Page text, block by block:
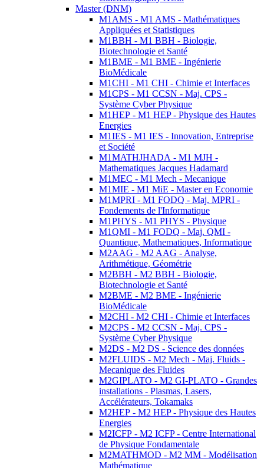
Master (DNM)
M1AMS - M1 AMS - Mathématiques
Appliquées et Statistiques
M1BBH - M1 BBH - Biologie,
Biotechnologie et Santé
M1BME - M1 BME - Ingénierie
BioMédicale
M1CHI - M1 CHI - Chimie et Interfaces
M1CPS - M1 CCSN - Maj. CPS -
Système Cyber Physique
M1HEP - M1 HEP - Physique des Hautes
Energies
M1IES - M1 IES - Innovation, Entreprise
et Société
M1MATHJHADA - M1 MJH -
Mathematiques Jacques Hadamard
M1MEC - M1 Mech - Mecanique
M1MIE - M1 MiE - Master en Economie
M1MPRI - M1 FODQ - Maj. MPRI -
Fondements de l'Informatique
M1PHYS - M1 PHYS - Physique
M1QMI - M1 FODQ - Maj. QMI -
Quantique, Mathematiques, Informatique
M2AAG - M2 AAG - Analyse,
Arithmétique, Géométrie
M2BBH - M2 BBH - Biologie,
Biotechnologie et Santé
M2BME - M2 BME - Ingénierie
BioMédicale
M2CHI - M2 CHI - Chimie et Interfaces
M2CPS - M2 CCSN - Maj. CPS -
Système Cyber Physique
M2DS - M2 DS - Science des données
M2FLUIDS - M2 Mech - Maj. Fluids -
Mecanique des Fluides
M2GIPLATO - M2 GI-PLATO - Grandes
installations - Plasmas, Lasers,
Accélérateurs, Tokamaks
M2HEP - M2 HEP - Physique des Hautes
Energies
M2ICFP - M2 ICFP - Centre International
de Physique Fondamentale
M2MATHMOD - M2 MM - Modélisation
Mathématique